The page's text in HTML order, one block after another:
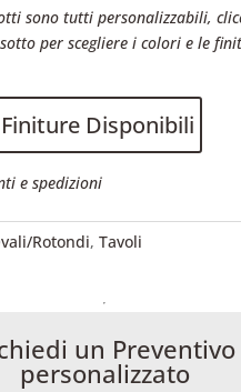
sono tutti personalizzabili,
per scegliere i colori e le
Disponibili
e spedizioni
Rotondi,Tavoli
un Preventivo
personalizzato